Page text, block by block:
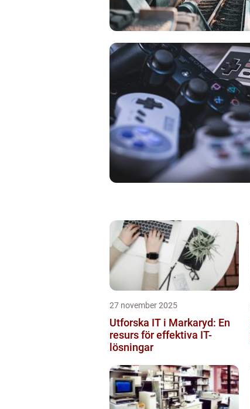
27 november 2025
Utforska IT i Markaryd: En
resurs för effektiva IT-
lösningar